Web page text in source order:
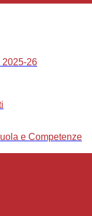
2025-26
e Competenze